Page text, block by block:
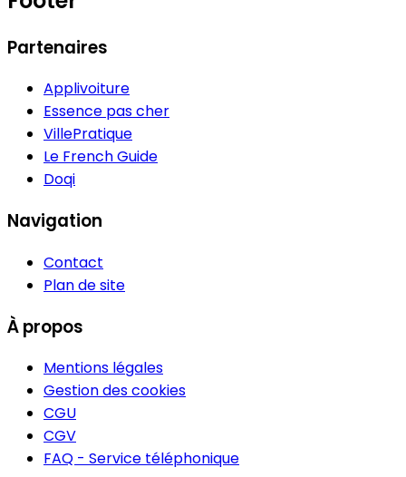
Partenaires
Applivoiture
Essence pas cher
VillePratique
Le French Guide
Doqi
Navigation
Contact
Plan de site
À propos
Mentions légales
Gestion des cookies
CGU
CGV
FAQ - Service téléphonique